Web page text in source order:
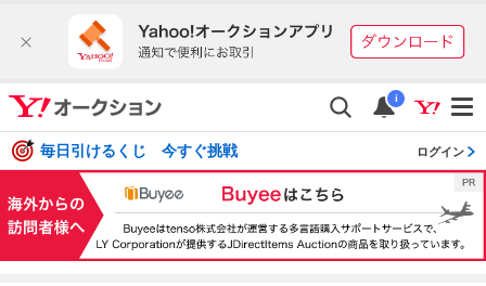
i
毎日引けるくじ 今すぐ挑戦 ログイン